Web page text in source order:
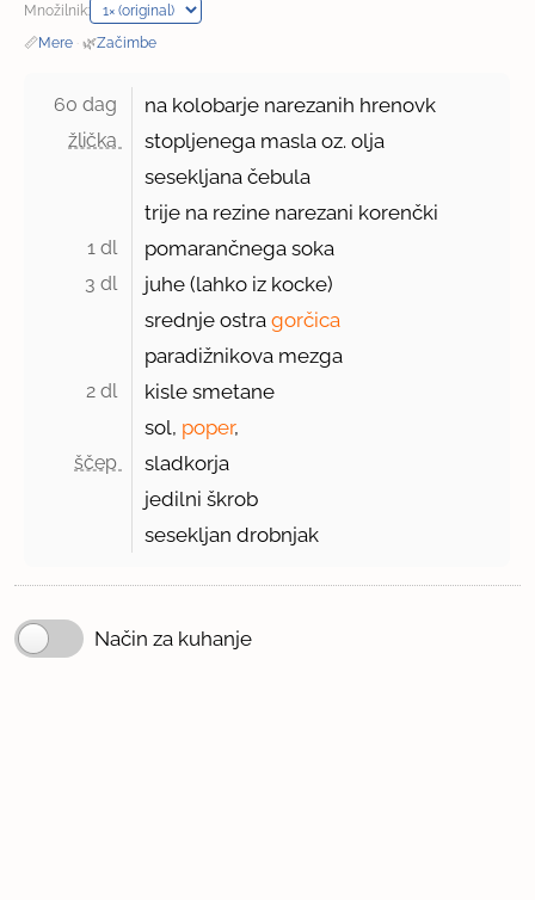
Množilnik:
📏Mere · 🌿Začimbe
60 dag na kolobarje narezanih hrenovk
žlička
stopljenega masla oz. olja
sesekljana čebula
trije na rezine narezani korenčki
1 dl pomarančnega soka
3 dl
juhe (lahko iz kocke)
srednje ostragorčica
paradižnikova mezga
2 dl
kisle smetane
sol, poper,
ščep
sladkorja
jedilni škrob
sesekljan drobnjak
Način za kuhanje